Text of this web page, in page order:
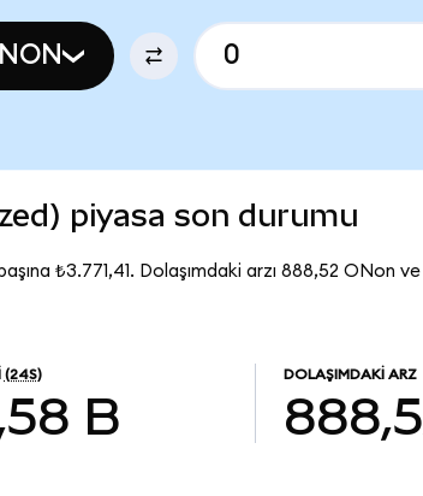
piyasa son durumu
₺3.771,41. Dolaşımdaki arzı 888,52 ONon
(24S)
B
DOLAŞIMDAKI ARZ